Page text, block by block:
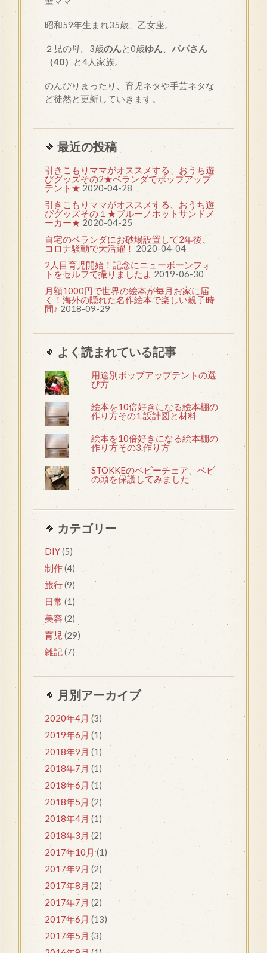
昭和59年生まれ35歳、乙女座。
２児の母。3歳のんと0歳ゆん
パパさん
（40）
と4人家族。
のんびりまったり、育児ネタや手芸ネタな
ど徒然と更新していきます。
最近の投稿
引きこもりママがオススメする、おうち遊
びグッズその2★ベランダでポップアップ
テント★ 2020-04-28
引きこもりママがオススメする、おうち遊
びグッズその１★ブルーノホットサンドメ
ーカー★ 2020-04-25
自宅のベランダにお砂場設置して2年後、
コロナ騒動で大活躍！ 2020-04-04
2人目育児開始！記念にニューボーンフォ
トをセルフで撮りましたよ 2019-06-30
月額1000円で世界の絵本が毎月お家に届
く！海外の隠れた名作絵本で楽しい親子時
間♪ 2018-09-29
よく読まれている記事
用途別ポップアップテントの選
び方
絵本を10倍好きになる絵本棚の
作り方その1.設計図と材料
絵本を10倍好きになる絵本棚の
作り方その3.作り方
STOKKEのベビーチェア、ベビ
の頭を保護してみました
カテゴリー
DIY(5)
制作(4)
旅行(9)
日常 (1)
美容 (2)
育児 (29)
雑記(7)
月別アーカイブ
2020年4月 (3)
2019年6月 (1)
2018年9月 (1)
2018年7月 (1)
2018年6月 (1)
2018年5月 (2)
2018年4月 (1)
2018年3月 (2)
2017年10月 (1)
2017年9月 (2)
2017年8月 (2)
2017年7月 (2)
2017年6月 (13)
2017年5月 (3)